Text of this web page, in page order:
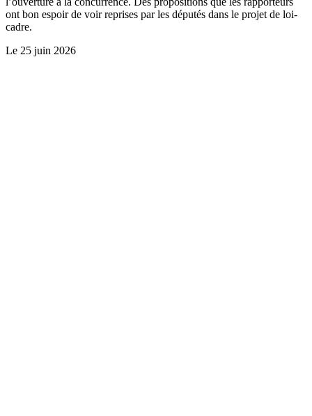
ont bon espoir de voir reprises par les députés dans le projet de loi-
cadre.
Le 25 juin 2026